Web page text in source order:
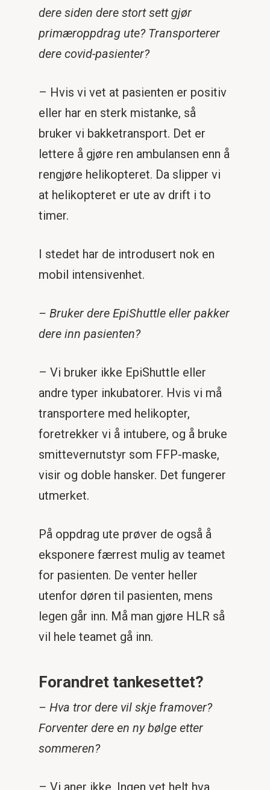
dere siden dere stort sett gjør
primæroppdrag ute? Transporterer
dere covid-pasienter?
– Hvis vi vet at pasienten er positiv
eller har en sterk mistanke, så
bruker vi bakketransport. Det er
lettere å gjøre ren ambulansen enn å
rengjøre helikopteret. Da slipper vi
at helikopteret er ute av drift i to
timer.
I stedet har de introdusert nok en
mobil intensivenhet.
– Bruker dere EpiShuttle eller pakker
dere inn pasienten?
– Vi bruker ikke EpiShuttle eller
andre typer inkubatorer. Hvis vi må
transportere med helikopter,
foretrekker vi å intubere, og å bruke
smittevernutstyr som FFP-maske,
visir og doble hansker. Det fungerer
utmerket.
På oppdrag ute prøver de også å
eksponere færrest mulig av teamet
for pasienten. De venter heller
utenfor døren til pasienten, mens
legen går inn. Må man gjøre HLR så
vil hele teamet gå inn.
Forandret tankesettet?
– Hva tror dere vil skje framover?
Forventer dere en ny bølge etter
sommeren?
– Vi aner ikke. Ingen vet helt hva